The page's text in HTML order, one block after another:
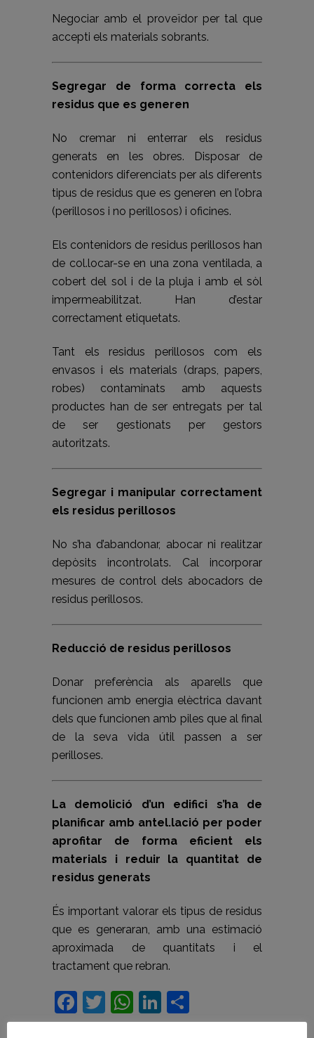
Negociar amb el proveïdor per tal que
accepti els materials sobrants.
Segregar de forma correcta els
residus que es generen
No cremar ni enterrar els residus
generats en les obres. Disposar de
contenidors diferenciats per als diferents
tipus de residus que es generen en l’obra
(perillosos i no perillosos) i oficines.
Els contenidors de residus perillosos han
de col.locar-se en una zona ventilada, a
cobert del sol i de la pluja i amb el sòl
impermeabilitzat. Han d’estar
correctament etiquetats.
Tant els residus perillosos com els
envasos i els materials (draps, papers,
robes) contaminats amb aquests
productes han de ser entregats per tal
de ser gestionats per gestors
autoritzats.
Segregar i manipular correctament
els residus perillosos
No s’ha d’abandonar, abocar ni realitzar
depòsits incontrolats. Cal incorporar
mesures de control dels abocadors de
residus perillosos.
Reducció de residus perillosos
Donar preferència als aparells que
funcionen amb energia elèctrica davant
dels que funcionen amb piles que al final
de la seva vida útil passen a ser
perilloses.
La demolició d’un edifici s’ha de
planificar amb antel.lació per poder
aprofitar de forma eficient els
materials i reduir la quantitat de
residus generats
És important valorar els tipus de residus
que es generaran, amb una estimació
aproximada de quantitats i el
tractament que rebran.
Facebook
Twitter
WhatsApp
LinkedIn